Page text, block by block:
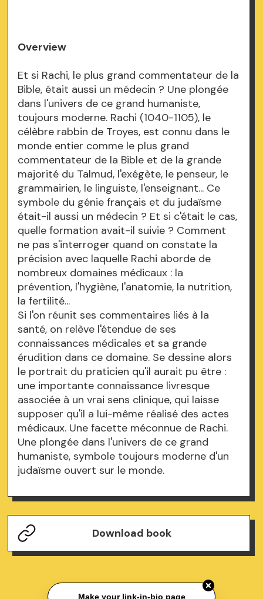
Overview
Et si Rachi, le plus grand commentateur de la
Bible, était aussi un médecin ? Une plongée
dans l'univers de ce grand humaniste,
toujours moderne. Rachi (1040-1105), le
célèbre rabbin de Troyes, est connu dans le
monde entier comme le plus grand
commentateur de la Bible et de la grande
majorité du Talmud, l'exégète, le penseur, le
grammairien, le linguiste, l'enseignant... Ce
symbole du génie français et du judaïsme
était-il aussi un médecin ? Et si c'était le cas,
quelle formation avait-il suivie ? Comment
ne pas s'interroger quand on constate la
précision avec laquelle Rachi aborde de
nombreux domaines médicaux : la
prévention, l'hygiène, l'anatomie, la nutrition,
la fertilité...
Si l'on réunit ses commentaires liés à la
santé, on relève l'étendue de ses
connaissances médicales et sa grande
érudition dans ce domaine. Se dessine alors
le portrait du praticien qu'il aurait pu être :
une importante connaissance livresque
associée à un vrai sens clinique, qui laisse
supposer qu'il a lui-même réalisé des actes
médicaux. Une facette méconnue de Rachi.
Une plongée dans l'univers de ce grand
humaniste, symbole toujours moderne d'un
judaïsme ouvert sur le monde.
Download book
Make your link-in-bio page